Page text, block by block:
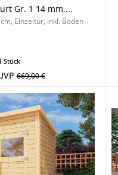
Gr. 1 14 mm,...
Einzeltür, inkl. Boden
Stück
669,00 €